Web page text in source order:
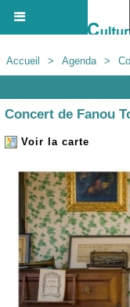
Accueil > Agenda >
Concert de Fanou
Voir la carte